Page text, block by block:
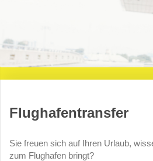
Flughafentransfer
Sie freuen sich auf Ihren Urlaub,
zum Flughafen bringt?